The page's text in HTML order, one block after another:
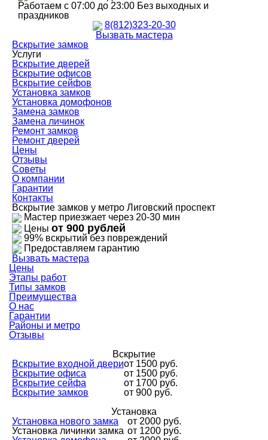
Работаем с 07:00 до 23:00 Без выходных и
праздников
8(812)323-20-30
Вызвать мастера
Вскрытие замков
Услуги
Вскрытие дверей
Вскрытие офисов
Вскрытие сейфов
Установка замков
Установка домофонов
Замена замков
Замена личинок
Ремонт замков
Ремонт дверей
Цены
Отзывы
Советы
О компании
Гарантии
Контакты
Вскрытие замков у метро Лиговский проспект
Мастер приезжает через 20-30 мин
Цены от 900 рублей
99% вскрытий без повреждений
Предоставляем гарантию
Вызвать мастера
Цены
Этапы работ
Типы замков
Преимущества
О нас
Гарантии
Районы и метро
Отзывы
Вскрытие
Вскрытие входной двериот 1500 руб.
Вскрытие офиса
от 1500 руб.
Вскрытие сейфа
от 1700 руб.
Вскрытие замков
от 900 руб.
Установка
Установка нового замка
от 2000 руб.
Установка личинки замка от 1200 руб.